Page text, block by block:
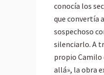
conocía los
que convertía
sospechoso
silenciarlo. A
propio Camilo
allá», la obra